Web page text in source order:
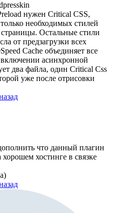
нужен Critical CSS,
необходимых стилей
Остальные стили
от предзагрузки всех
Cache объединяет все
асинхронной
два файла, один Critical Css
уже после отрисовки
что данный плагин
хостинге в связке